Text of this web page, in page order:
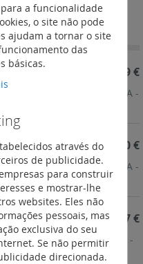
Definir
Ordenação
16kA - 4P - 400 V~ - 125A -
802,89 €
16kA - 4P - 400 V~ - 100A -
683,60 €
16kA - 4P - 400 V~ - 80A -
594,77 €
para a funcionalidade
o site não pode
ajudam a tornar o site
das
básicas.
através do
de publicidade.
para construir
e mostrar-lhe
websites. Eles não
pessoais, mas
exclusiva do seu
Se não permitir
direcionada.